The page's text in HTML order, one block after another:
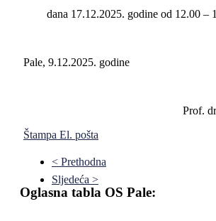
dana 17.12.2025. godine od 12.00 –
Pale, 9.12.2025. godine
Prof.
Štampa El. pošta
< Prethodna
Sljedeća >
Oglasna tabla OS Pale: